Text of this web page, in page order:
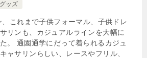
ッズ
これまで子供フォーマル、子供ドレ
リンも、カジュアルラインを大幅に
。 通園通学にだって着られるカジュ
ャサリンらしい、レースやフリル、